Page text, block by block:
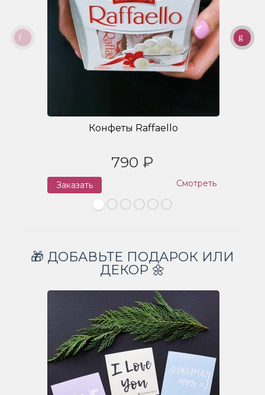
Конфеты Raffaello
790 ₽
Заказать Смотреть
🎁 ДОБАВЬТЕ ПОДАРОК ИЛИ
ДЕКОР 🌼